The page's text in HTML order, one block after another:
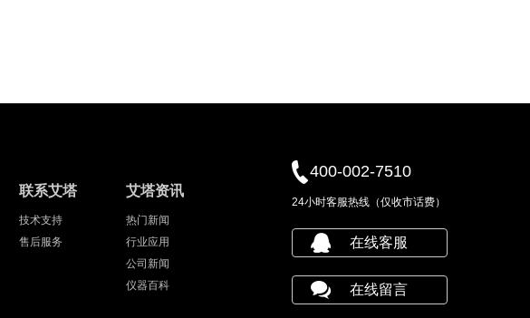
联系艾塔
技术支持
售后服务
艾塔资讯
热门新闻
行业应用
公司新闻
仪器百科
400-002-7510
24小时客服热线（仅收市话费）
在线客服
在线留言